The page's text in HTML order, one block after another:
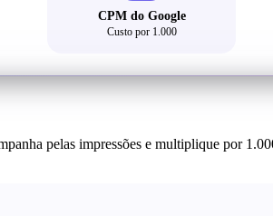
CPM do Google
Custo por 1.000
pelas impressões e multiplique por